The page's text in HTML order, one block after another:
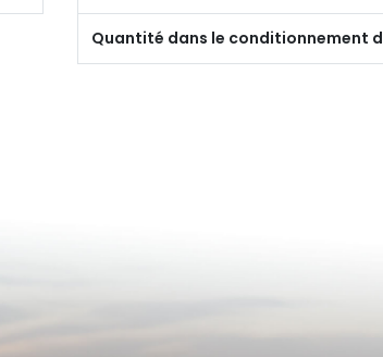
Quantité dans le conditionnement